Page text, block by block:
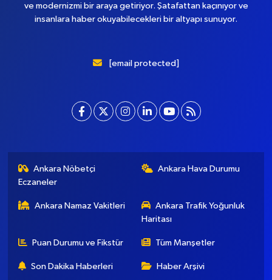
ve modernizmi bir araya getiriyor. Şatafattan kaçınıyor ve
insanlara haber okuyabilecekleri bir altyapı sunuyor.
[email protected]
Ankara Nöbetçi
Eczaneler
Ankara Hava Durumu
Ankara Namaz Vakitleri
Ankara Trafik Yoğunluk
Haritası
Puan Durumu ve Fikstür Tüm Manşetler
Son Dakika Haberleri Haber Arşivi